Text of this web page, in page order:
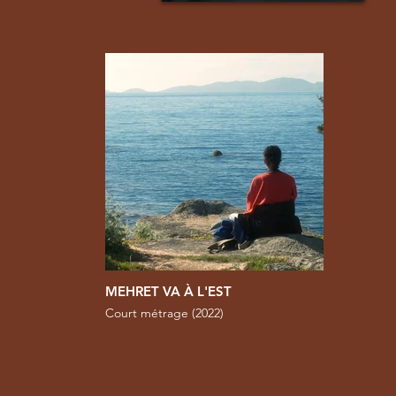
MEHRET VA À L'EST
Court métrage (2022)